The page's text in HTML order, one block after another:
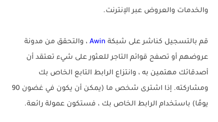
والخدمات والعروض عبر الإنترنت.
قم بالتسجيل كناشر على شبكة Awin ، والتحقق من مدونة
عروضهم أو تصفح قوائم التاجر للعثور على شيء تعتقد أن
أصدقائك مهتمين به ، وانتزاع الرابط التابع الخاص بك
ومشاركته. إذا اشترى شخص ما (يمكن أن يكون في غضون 90
يومًا) باستخدام الرابط الخاص بك ، فستكون عمولة رائعة.